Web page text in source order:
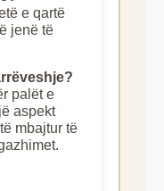
e qartë
jenë të
palët e
aspekt
mbajtur të